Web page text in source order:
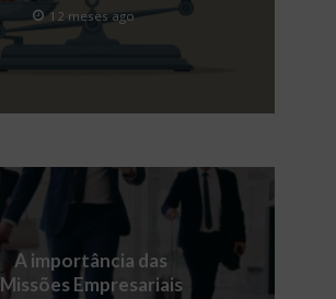
12 meses ago
A importância das
Missões Empresariais